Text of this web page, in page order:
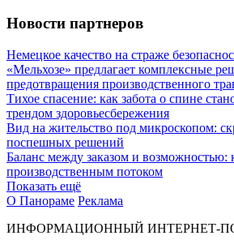
Новости партнеров
Немецкое качество на страже
«Мельхозе» предлагает комплексные
предотвращения производственного
Тихое спасение: как забота о спине
трендом здоровьесбережения
Вид на жительство под микроскопом:
поспешных решений
Баланс между заказом и возможностью:
производственным потоком
Показать ещё
О Панораме Реклама
ИНФОРМАЦИОННЫЙ ИНТЕРНЕТ-